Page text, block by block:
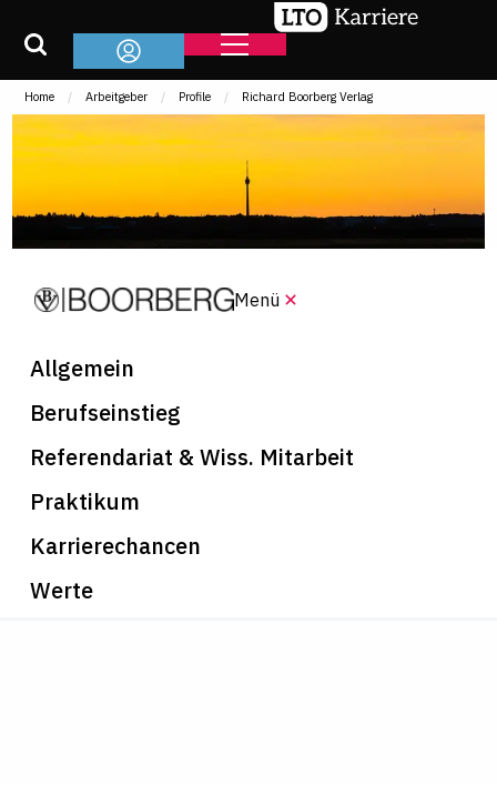
Home Arbeitgeber Profile Richard Boorberg Verlag
Menü
Allgemein
Berufseinstieg
Referendariat & Wiss. Mitarbeit
Praktikum
Karrierechancen
Werte